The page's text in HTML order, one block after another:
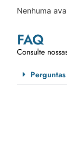
Nenhuma
FAQ
Consulte